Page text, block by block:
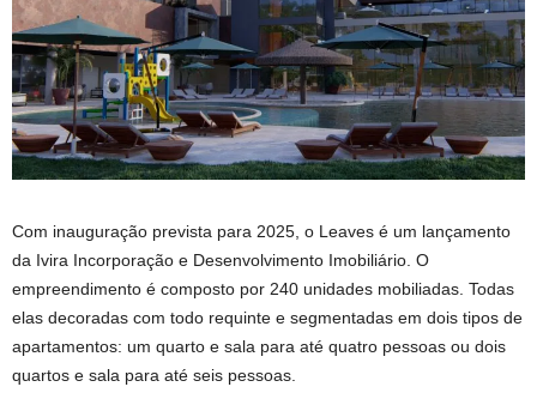
Com inauguração prevista para 2025, o Leaves é um lançamento
da Ivira Incorporação e Desenvolvimento Imobiliário. O
empreendimento é composto por 240 unidades mobiliadas. Todas
elas decoradas com todo requinte e segmentadas em dois tipos de
apartamentos: um quarto e sala para até quatro pessoas ou dois
quartos e sala para até seis pessoas.